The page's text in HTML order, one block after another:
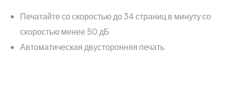
Печатайте со скоростью до 34 страниц в минуту со
скоростью менее 50 дБ
Автоматическая двусторонняя печать